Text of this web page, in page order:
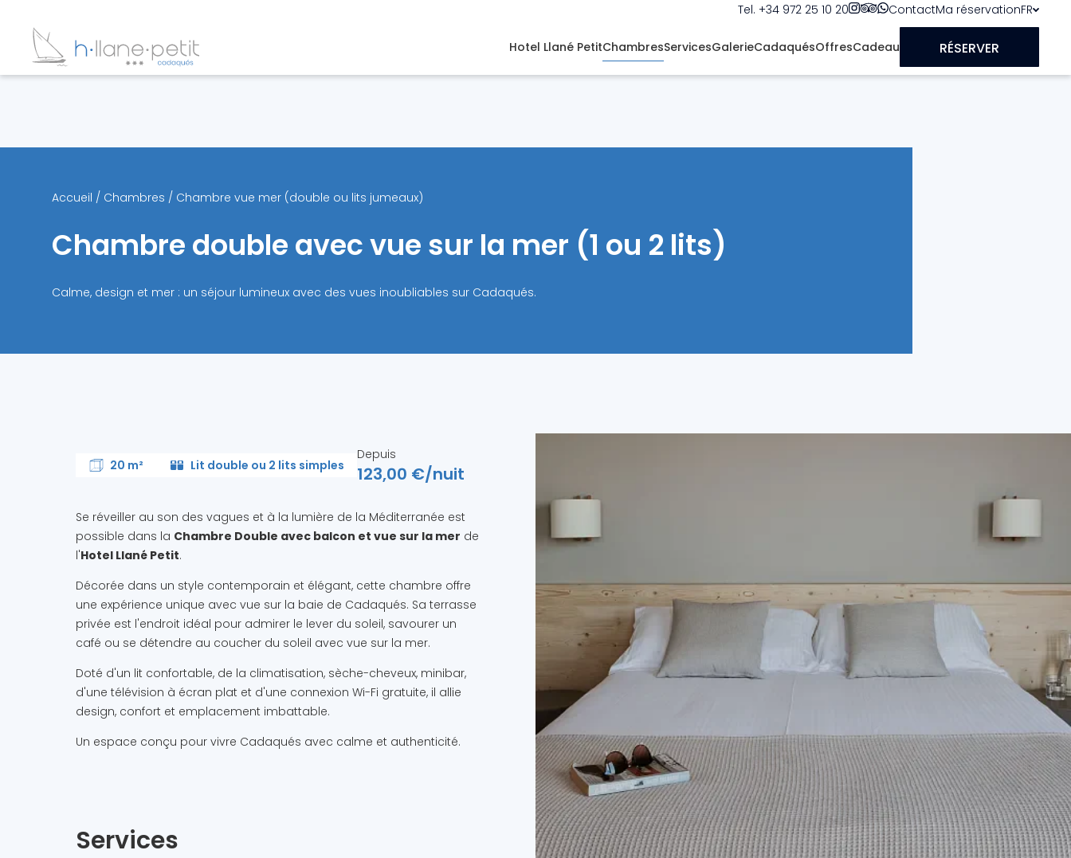
Tel. +34 972 25 10 20 ContactMa réservationFR
Hotel Llané PetitChambresServicesGalerieCadaquésOffresCadeau RÉSERVER
Accueil / Chambres / Chambre vue mer (double ou lits jumeaux)
Chambre double avec vue sur la mer (1 ou 2 lits)
Calme, design et mer : un séjour lumineux avec des vues inoubliables sur Cadaqués.
20 m² Lit double ou 2 lits simples
Depuis
123,00 €/nuit
Se réveiller au son des vagues et à la lumière de la Méditerranée est
possible dans la Chambre Double avec balcon et vue sur la mer de
l'Hotel Llané Petit.
Décorée dans un style contemporain et élégant, cette chambre offre
une expérience unique avec vue sur la baie de Cadaqués. Sa terrasse
privée est l'endroit idéal pour admirer le lever du soleil, savourer un
café ou se détendre au coucher du soleil avec vue sur la mer.
Doté d'un lit confortable, de la climatisation, sèche-cheveux, minibar,
d'une télévision à écran plat et d'une connexion Wi-Fi gratuite, il allie
design, confort et emplacement imbattable.
Un espace conçu pour vivre Cadaqués avec calme et authenticité.
Services